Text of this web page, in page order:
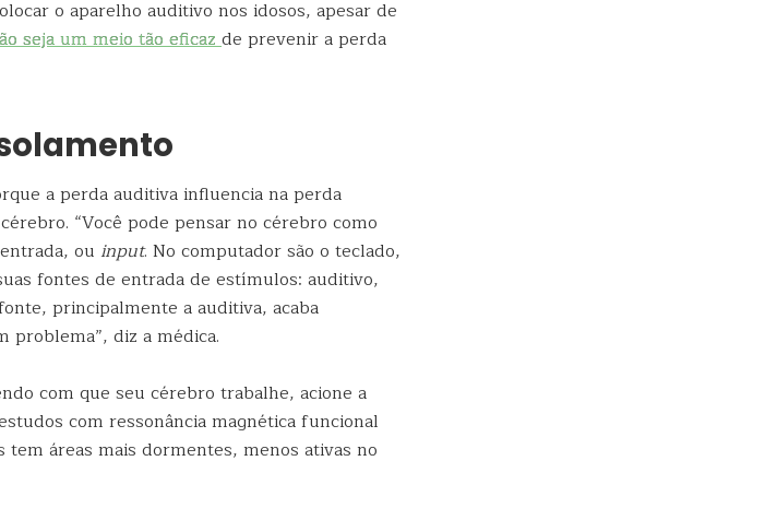
o aparelho auditivo nos idosos, apesar de
seja um meio tão eficazde prevenir a perda
a perda auditiva influencia na perda
“Você pode pensar no cérebro como
ou input. No computador são o teclado,
fontes de entrada de estímulos: auditivo,
principalmente a auditiva, acaba
problema”, diz a médica.
com que seu cérebro trabalhe, acione a
com ressonância magnética funcional
áreas mais dormentes, menos ativas no